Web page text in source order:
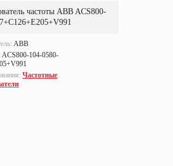
частоты ABB ACS800-
ABB
ACS800-104-0580-
Частотные